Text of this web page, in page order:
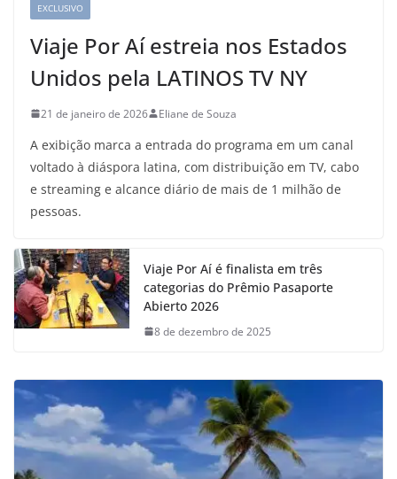
EXCLUSIVO
Viaje Por Aí estreia nos Estados
Unidos pela LATINOS TV NY
21 de janeiro de 2026 Eliane de Souza
A exibição marca a entrada do programa em um canal
voltado à diáspora latina, com distribuição em TV, cabo
e streaming e alcance diário de mais de 1 milhão de
pessoas.
Viaje Por Aí é finalista em três
categorias do Prêmio Pasaporte
Abierto 2026
8 de dezembro de 2025